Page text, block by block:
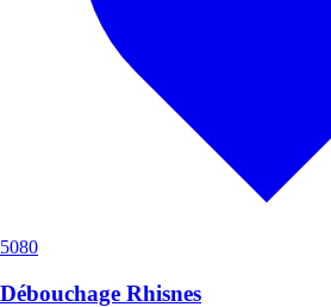
5080
Débouchage Rhisnes